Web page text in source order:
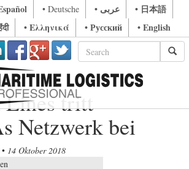
• Deutsche • عربى
• 日本語
• Ελληνικά • Русский • English
Lines tritt
Netzwerk bei
• 14 Oktober 2018